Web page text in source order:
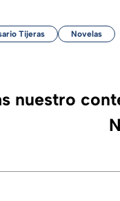
Tijeras Novelas
nuestro